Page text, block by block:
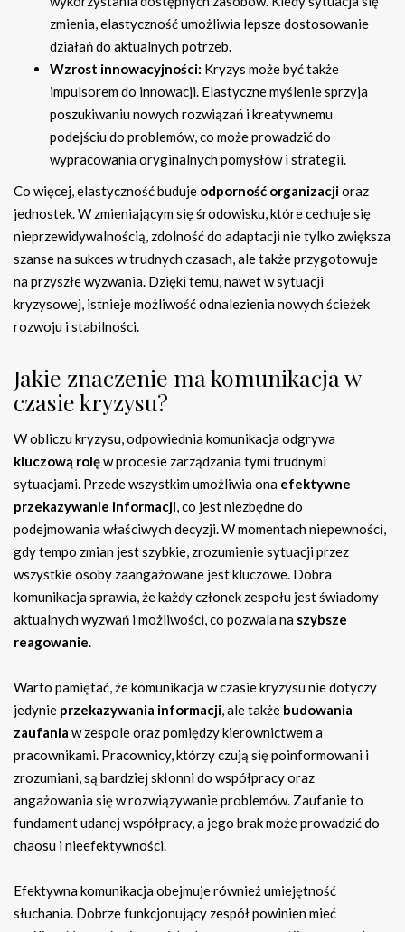
zmienia, elastyczność umożliwia lepsze dostosowanie
działań do aktualnych potrzeb.
Wzrost innowacyjności: Kryzys może być także
impulsorem do innowacji. Elastyczne myślenie sprzyja
poszukiwaniu nowych rozwiązań i kreatywnemu
podejściu do problemów, co może prowadzić do
wypracowania oryginalnych pomysłów i strategii.
Co więcej, elastyczność buduje odporność organizacjioraz
jednostek. W zmieniającym się środowisku, które cechuje się
nieprzewidywalnością, zdolność do adaptacji nie tylko zwiększa
szanse na sukces w trudnych czasach, ale także przygotowuje
na przyszłe wyzwania. Dzięki temu, nawet w sytuacji
kryzysowej, istnieje możliwość odnalezienia nowych ścieżek
rozwoju i stabilności.
Jakie znaczenie ma komunikacja w
czasie kryzysu?
W obliczu kryzysu, odpowiednia komunikacja odgrywa
kluczową rolęw procesie zarządzania tymi trudnymi
sytuacjami. Przede wszystkim umożliwia ona efektywne
przekazywanie informacji, co jest niezbędne do
podejmowania właściwych decyzji. W momentach niepewności,
gdy tempo zmian jest szybkie, zrozumienie sytuacji przez
wszystkie osoby zaangażowane jest kluczowe. Dobra
komunikacja sprawia, że każdy członek zespołu jest świadomy
aktualnych wyzwań i możliwości, co pozwala na szybsze
reagowanie.
Warto pamiętać, że komunikacja w czasie kryzysu nie dotyczy
jedynie przekazywania informacji, ale także budowania
zaufania w zespole oraz pomiędzy kierownictwem a
pracownikami. Pracownicy, którzy czują się poinformowani i
zrozumiani, są bardziej skłonni do współpracy oraz
angażowania się w rozwiązywanie problemów. Zaufanie to
fundament udanej współpracy, a jego brak może prowadzić do
chaosu i nieefektywności.
Efektywna komunikacja obejmuje również umiejętność
słuchania. Dobrze funkcjonujący zespół powinien mieć